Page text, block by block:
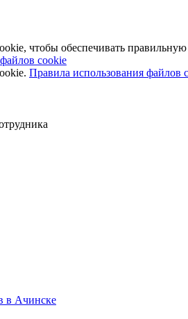
чтобы обеспечивать правильную
cookie
Правила использования файлов
в Ачинске